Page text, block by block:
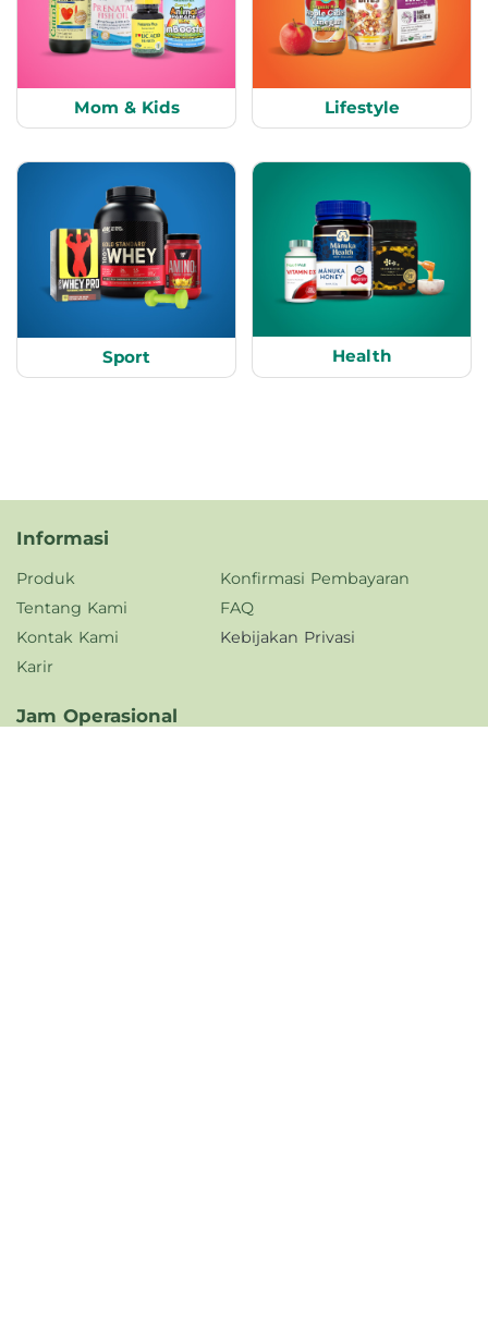
Mom & Kids Lifestyle
Sport Health
Informasi
Produk
Tentang Kami
Kontak Kami
Karir
Konfirmasi Pembayaran
FAQ
Kebijakan Privasi
Jam Operasional